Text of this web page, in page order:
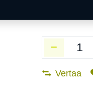
Vertaa